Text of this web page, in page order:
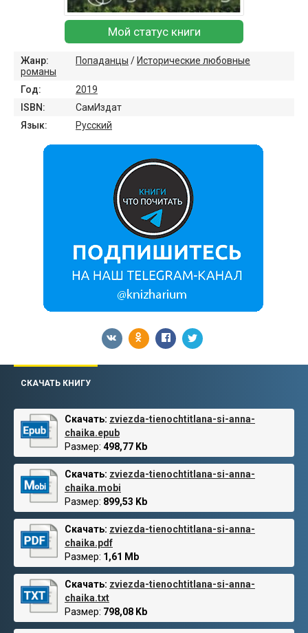
Мой статус книги
Жанр: Попаданцы / Исторические любовные
романы
Год:
2019
ISBN:
СамИздат
Язык:
Русский
СКАЧАТЬ КНИГУ
Скачать: zviezda-tienochtitlana-si-anna-
chaika.epub
Размер: 498,77 Kb
Скачать: zviezda-tienochtitlana-si-anna-
chaika.mobi
Размер: 899,53 Kb
Скачать: zviezda-tienochtitlana-si-anna-
chaika.pdf
Размер: 1,61 Mb
Скачать: zviezda-tienochtitlana-si-anna-
chaika.txt
Размер: 798,08 Kb